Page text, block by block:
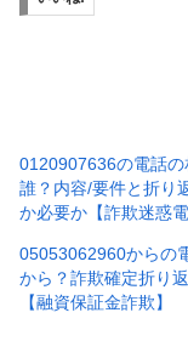
0120907636の電話の
誰？内容/要件と折り
か必要か【詐欺迷惑電
05053062960からの
から？詐欺確定折り
【融資保証金詐欺】